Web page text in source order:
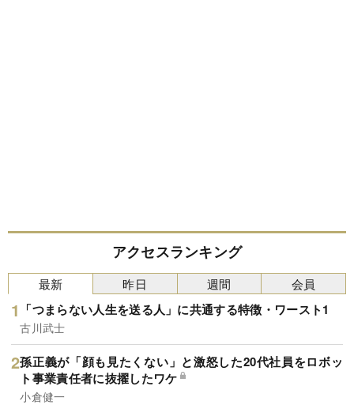
アクセスランキング
最新
「つまらない人生を送る人」に共通する特徴・ワースト1
古川武士
孫正義が「顔も見たくない」と激怒した20代社員をロボッ
ト事業責任者に抜擢したワケ
小倉健一
昨日 週間 会員